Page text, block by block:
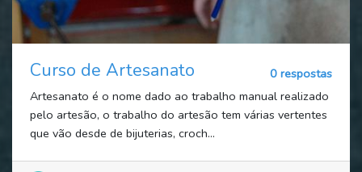
Curso de Artesanato
0 respostas
Artesanato é o nome dado ao trabalho manual realizado
pelo artesão, o trabalho do artesão tem várias vertentes
que vão desde de bijuterias, croch...